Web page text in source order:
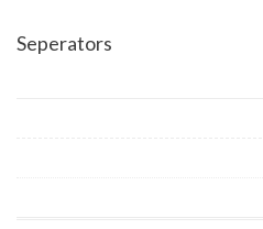
Seperators